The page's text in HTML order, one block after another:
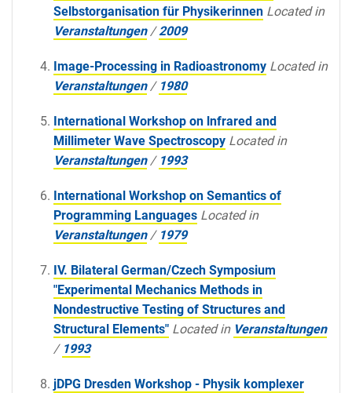
Selbstorganisation für Physikerinnen Located in
Veranstaltungen /2009
Image-Processing in Radioastronomy Located in
Veranstaltungen / 1980
International Workshop on lnfrared and
Millimeter Wave Spectroscopy Located in
Veranstaltungen / 1993
International Workshop on Semantics of
Programming Languages Located in
Veranstaltungen / 1979
IV. Bilateral German/Czech Symposium
"Experimental Mechanics Methods in
Nondestructive Testing of Structures and
Structural Elements" Located in Veranstaltungen
/ 1993
jDPG Dresden Workshop - Physik komplexer